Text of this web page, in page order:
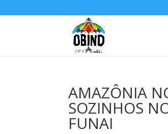
AMAZÔNIA
SOZINHOS
FUNAI